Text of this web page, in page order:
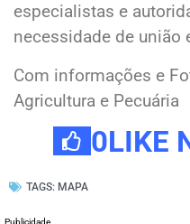
especialistas e
necessidade de união
Com informações e
Agricultura e Pecuária
0LIKE
TAGS: MAPA
Publicidade